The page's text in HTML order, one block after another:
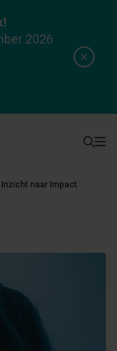
2026
naar Impact.
& sprekers